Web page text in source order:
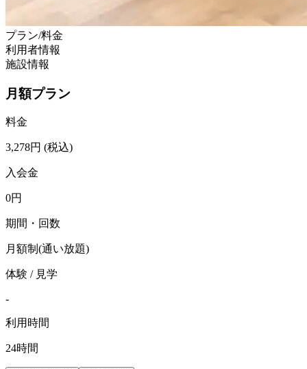
プラン/料金
利用者情報
施設情報
月額プラン
料金
3,278円 (税込)
入会金
0円
期間・回数
月額制(通い放題)
体験 / 見学
-
利用時間
24時間